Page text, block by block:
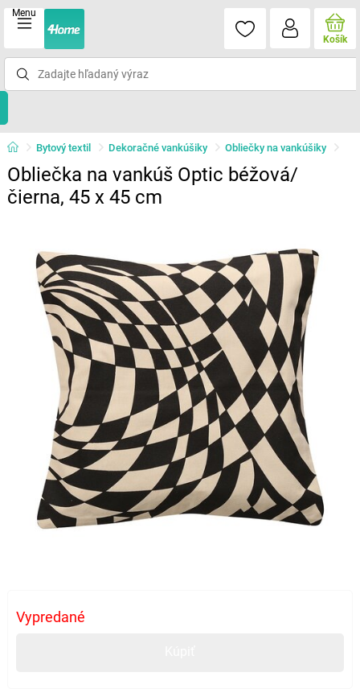
Menu
Košík
Bytový textil Dekoračné vankúšiky Obliečky na vankúšiky
Obliečka na vankúš Optic béžová/
čierna, 45 x 45 cm
Vypredané